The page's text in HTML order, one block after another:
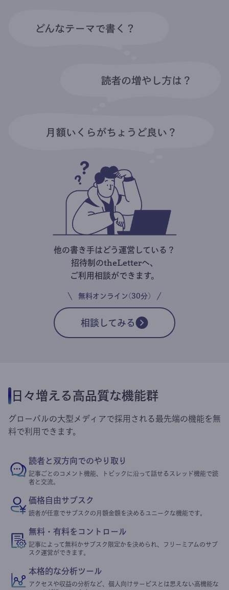
他の書き手はどう運営している？
招待制のtheLetterへ、
ご利用相談ができます。
無料オンライン(30分)
相談してみる
日々増える高品質な機能群
グローバルの大型メディアで採用される最先端の機能を無
料で利用できます。
読者と双方向でのやり取り
記事ごとのコメント機能、トピックに沿って話せるスレッド機能で読
者と交流。
価格自由サブスク
読者が任意でサブスクの月額金額を決めるユニークな機能です。
無料・有料をコントロール
記事によって無料かサブスク限定かを決められ、フリーミアムのサブ
スク運営ができます。
本格的な分析ツール
アクセスや収益の分析など、個人向けサービスとは思えない高機能な